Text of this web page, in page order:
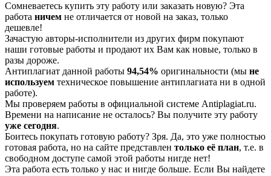
Сомневаетесь купить эту работу или заказать новую? Эта
работа ничем не отличается от новой на заказ, только
дешевле!
Зачастую авторы-исполнители из других фирм покупают
наши готовые работы и продают их Вам как новые, только в
разы дороже.
Антиплагиат данной работы 94,54% оригинальности (мы не
используем техническое повышение антиплагиата ни в одной
работе).
Мы проверяем работы в официальной системе Аntiplagiat.ru.
Времени на написание не осталось? Вы получите эту работу
уже сегодня.
Боитесь покупать готовую работу? Зря. Да, это уже полностью
готовая работа, но на сайте представлен только её план, т.е. в
свободном доступе самой этой работы нигде нет!
Эта работа есть только у нас и нигде больше. Если Вы найдете